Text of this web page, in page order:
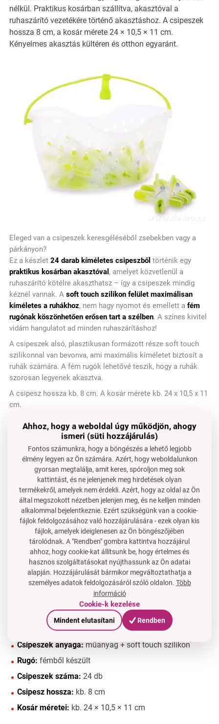
nélkül. Praktikus kosárban szállítva, akasztóval a
ruhaszárító vezetékére történő akasztáshoz. A csipeszek
hossza 8 cm, a kosár mérete 24 × 10,5 × 11 cm.
Kényelmes akasztás kültéren és otthon egyaránt.
Eleged van a csipeszek keresgéléséből zsebekben vagy a
párkányon?
Ez a készlet 24 darab kíméletes csipeszből történik egy
praktikus kosárban akasztóval , amelyet közvetlenül a
ruhaszárító kötélre akaszthatsz – így a csipeszek mindig
kéznél vannak. A soft touch szilikon felület maximálisan
kíméletes a ruhákhoz, nem hagy nyomot és emellett a fém
rugónak köszönhetően erősen tart a szélben. A színes kivitel
vidám hangulatot ad minden ruhaszárításhoz!
A csipeszek alsó, plasztikusan formázott része soft touch
szilikonnal van bevonva, ami maximális kíméletet biztosít a
ruhák számára. A fém rugók lehetővé teszik, hogy a ruhák
szorosan legyenek akasztva.
A csipesz hossza kb. 8 cm. A kosár mérete kb. 24 x 10,5 x 11
cm.
A kosárhoz praktikus
akasztó a
ruhaszárítóhoz....
Fő előnyök
Soft touch szilikon – kíméletes a finom ruhákhoz
Praktikus kosár akasztóval – a csipeszek mindig kéznél
Fém rugók – biztos rögzítés kültéren is
Színes készlet, amely élményé teszi a ruhaszárítást
Ideális szárítókhoz, vezetékekhez és kültéri
használathoz
Technikai paraméterek
Csipeszek anyaga:műanyag + soft touch szilikon
Rugó: fémből készült
Csipeszek száma: 24 db
Csipesz hossza: kb. 8 cm
Kosár méretei: kb. 24 × 10,5 × 11 cm
Ahhoz, hogy a weboldal úgy működjön, ahogy
ismeri (süti hozzájárulás)
Fontos számunkra, hogy a böngészés a lehető legjobb
élmény legyen az Ön számára. Azért, hogy weboldalunkon
gyorsan megtalálja, amit keres, spóroljon meg sok
kattintást, és ne jelenjenek meg hirdetések olyan
termékekről, amelyek nem érdekli. Azért, hogy az oldal az Ön
által megszokott nézetben jelenjen meg, és ne kelljen minden
alkalommal bejelentkeznie. Ezért szükségünk van a cookie-
fájlok feldolgozásához való hozzájárulására - ezek olyan kis
fájlok, amelyek ideiglenesen az Ön böngészőjében
tárolódnak. A "Rendben" gombra kattintva hozzájárul
ahhoz, hogy cookie-kat állítsunk be, hogy értelmes és
hasznos szolgáltatásokat nyújthassunk az Ön adatai
alapján. Hozzájárulását bármikor megváltoztathatja a
személyes adatok feldolgozásáról szóló oldalon. Több
információ
Cookie-k kezelése
Mindent elutasítani Rendben